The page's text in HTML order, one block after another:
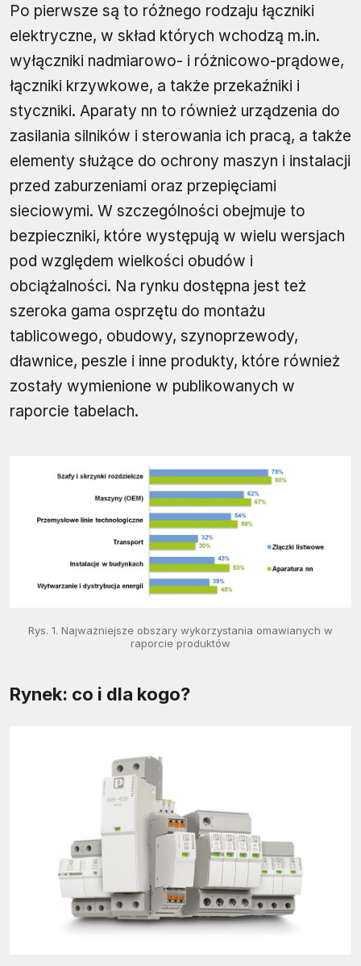
Po pierwsze są to różnego rodzaju łączniki
elektryczne, w skład których wchodzą m.in.
wyłączniki nadmiarowo- i różnicowo-prądowe,
łączniki krzywkowe, a także przekaźniki i
styczniki. Aparaty nn to również urządzenia do
zasilania silników i sterowania ich pracą, a także
elementy służące do ochrony maszyn i instalacji
przed zaburzeniami oraz przepięciami
sieciowymi. W szczególności obejmuje to
bezpieczniki, które występują w wielu wersjach
pod względem wielkości obudów i
obciążalności. Na rynku dostępna jest też
szeroka gama osprzętu do montażu
tablicowego, obudowy, szynoprzewody,
dławnice, peszle i inne produkty, które również
zostały wymienione w publikowanych w
raporcie tabelach.
Rys. 1. Najważniejsze obszary wykorzystania omawianych w
raporcie produktów
Rynek: co i dla kogo?